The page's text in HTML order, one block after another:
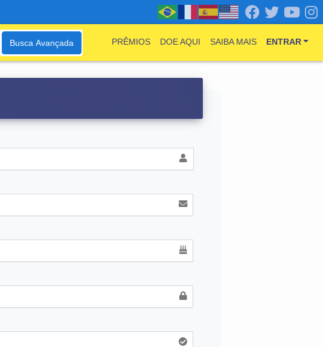
Busca Avançada PRÊMIOS DOE AQUI SAIBA MAIS ENTRAR